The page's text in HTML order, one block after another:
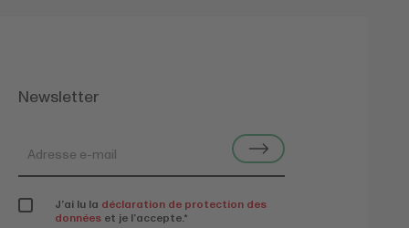
Newsletter
J’ai lu la déclaration de protection des
données et je l’accepte.*